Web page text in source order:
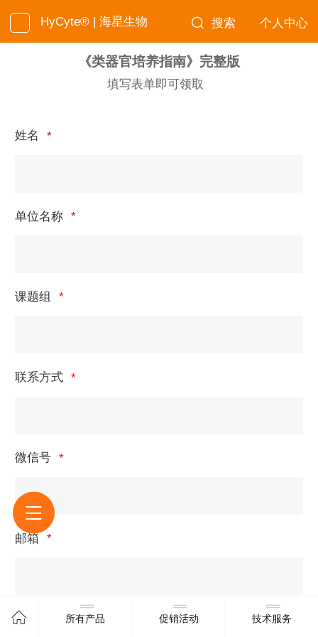
HyCyte® | 海星生物 搜索 个人中心
《类器官培养指南》完整版
填写表单即可领取
姓名
单位名称
课题组
联系方式
微信号
邮箱
索取资料所有产品 促销活动 技术服务